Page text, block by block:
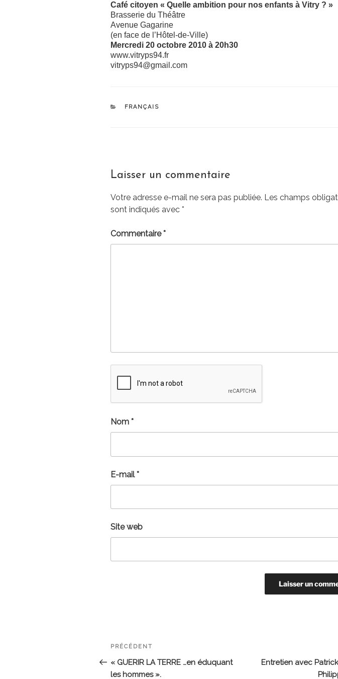
Café citoyen « Quelle ambition pour nos enfants à Vitry ? »
Brasserie du Théâtre
Avenue Gagarine
(en face de l’Hôtel-de-Ville)
Mercredi 20 octobre 2010 à 20h30
www.vitryps94.fr
vitryps94@gmail.com
CATÉGORIES
FRANÇAIS
Laisser un commentaire
Votre adresse e-mail ne sera pas publiée. Les champs
sont indiqués avec *
Commentaire*
Nom *
E-mail*
Site web
Navigation
de
Article
précédent
PRÉCÉDENT
« GUERIR LA TERRE …en éduquant
les hommes ».
Entretien avec